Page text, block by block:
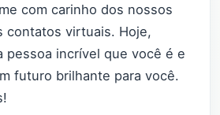
com carinho dos nossos
contatos virtuais. Hoje,
pessoa incrível que você é e
futuro brilhante para você.